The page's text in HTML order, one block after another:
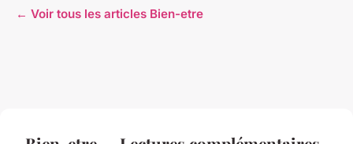
← Voir tous les articles Bien-etre